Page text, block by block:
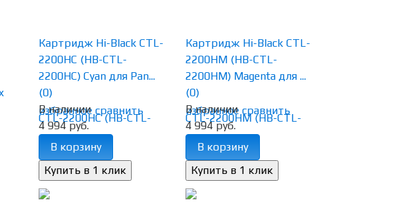
избранное сравнить
Картридж Hi-Black CTL-
2200HC (HB-CTL-
2200HC) Cyan для Pan...
(0)
В наличии
4 994 руб.
В корзину
избранное сравнить
Картридж Hi-Black CTL-
2200HM (HB-CTL-
2200HM) Magenta для ...
(0)
В наличии
4 994 руб.
В корзину